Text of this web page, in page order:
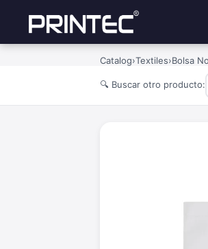
Catalog›Textiles›Bolsa
🔍 Buscar otro producto: